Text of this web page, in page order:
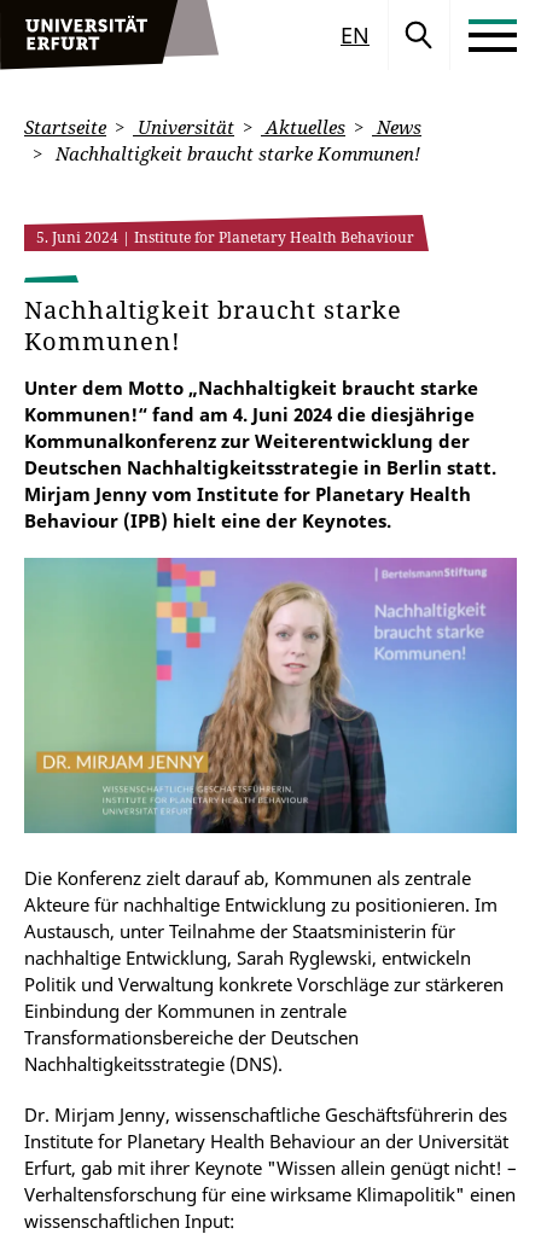
EN
Startseite Universität Aktuelles
News
Nachhaltigkeit braucht starke Kommunen!
5. Juni 2024 | Institute for Planetary Health Behaviour
Nachhaltigkeit braucht starke
Kommunen!
Unter dem Motto „Nachhaltigkeit braucht starke
Kommunen!“ fand am 4. Juni 2024 die diesjährige
Kommunalkonferenz zur Weiterentwicklung der
Deutschen Nachhaltigkeitsstrategie in Berlin statt.
Mirjam Jenny vom Institute for Planetary Health
Behaviour (IPB) hielt eine der Keynotes.
Die Konferenz zielt darauf ab, Kommunen als zentrale
Akteure für nachhaltige Entwicklung zu positionieren. Im
Austausch, unter Teilnahme der Staatsministerin für
nachhaltige Entwicklung, Sarah Ryglewski, entwickeln
Politik und Verwaltung konkrete Vorschläge zur stärkeren
Einbindung der Kommunen in zentrale
Transformationsbereiche der Deutschen
Nachhaltigkeitsstrategie (DNS).
Dr. Mirjam Jenny, wissenschaftliche Geschäftsführerin des
Institute for Planetary Health Behaviour an der Universität
Erfurt, gab mit ihrer Keynote "Wissen allein genügt nicht! –
Verhaltensforschung für eine wirksame Klimapolitik" einen
wissenschaftlichen Input: